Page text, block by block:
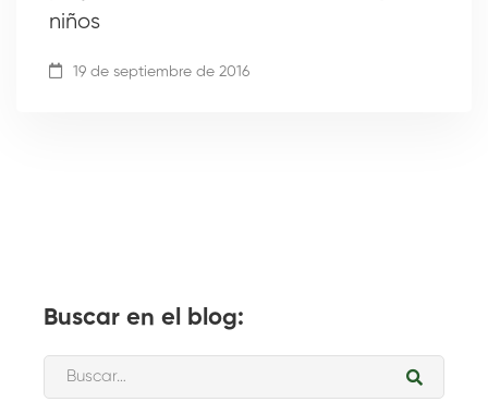
niños
19 de septiembre de 2016
Buscar en el blog: